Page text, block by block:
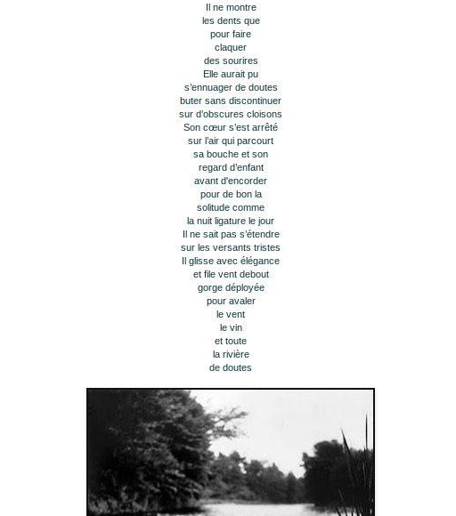
Il ne montre
les dents que
pour faire
claquer
des sourires
Elle aurait pu
s’ennuager de doutes
buter sans discontinuer
sur d’obscures cloisons
Son cœur s’est arrêté
sur l’air qui parcourt
sa bouche et son
regard d’enfant
avant d'encorder
pour de bon la
solitude comme
la nuit ligature le jour
Il ne sait pas s’étendre
sur les versants tristes
Il glisse avec élégance
et file vent debout
gorge déployée
pour avaler
le vent
le vin
et toute
la rivière
de doutes